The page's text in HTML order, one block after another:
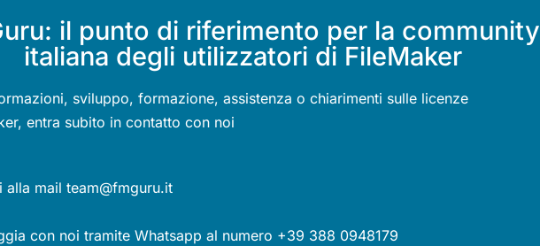
il punto di riferimento per la community
italiana degli utilizzatori di FileMaker
sviluppo, formazione, assistenza o chiarimenti sulle licenze
entra subito in contatto con noi
alla mail team@fmguru.it
con noi tramite Whatsapp al numero +39 388 0948179